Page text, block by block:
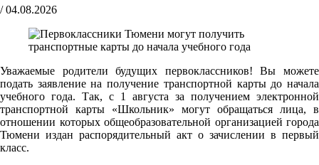
/ 04.08.2026
Уважаемые родители будущих первоклассников! Вы можете
подать заявление на получение транспортной карты до начала
учебного года. Так, с 1 августа за получением электронной
транспортной карты «Школьник» могут обращаться лица, в
отношении которых общеобразовательной организацией города
Тюмени издан распорядительный акт о зачислении в первый
класс.